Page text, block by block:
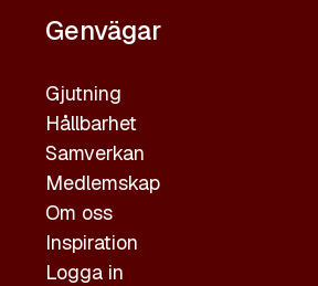
Genvägar
Gjutning
Hållbarhet
Samverkan
Medlemskap
Om oss
Inspiration
Logga in